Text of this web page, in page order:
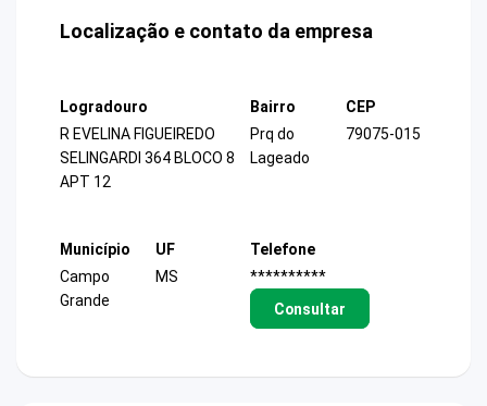
Localização e contato da empresa
Logradouro
R EVELINA FIGUEIREDO
SELINGARDI 364 BLOCO 8
APT 12
Bairro
Prq do
Lageado
CEP
79075-015
Município
Campo
Grande
UF
MS
Telefone
**********
Consultar